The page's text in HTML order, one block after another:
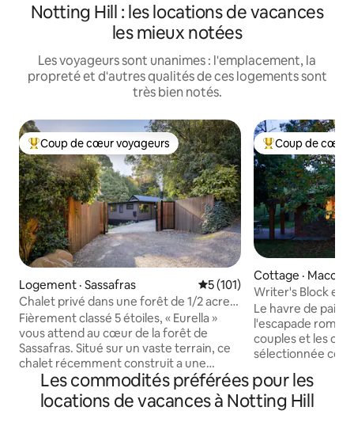
Notting Hill : les locations de vacances
les mieux notées
Les voyageurs sont unanimes : l'emplacement, la
propreté et d'autres qualités de ces logements sont
très bien notés.
Coup de cœur voyageurs parmi les plus aimés
Coup de cœur voyageurs
Logement · Sassafras Note moyenne de 5 sur 5,
5 (101)
Chalet privé dans une forêt de 1/2 acre
une forêt de 0,2 hectare dans les
Dandenong Ranges
Fièrement classé 5 étoiles, « Eurella »
vous attend au cœur de la forêt de
Sassafras. Situé sur un vaste terrain, ce
chalet récemment construit a une
ambiance de luxe, y compris de
nombreuses fenêtres à double vitrage
qui sont parfaitement encadrées pour
Coup de cœur
Coup de cœur
Cottage ·
Writer's Block est
romantique
Le havre de paix
l'escapade
couples et les
sélectionnée
2022 pour
Zélande. Située
d'eucalyptus et
Les commodités préférées pour les
locations de vacances à Notting Hill